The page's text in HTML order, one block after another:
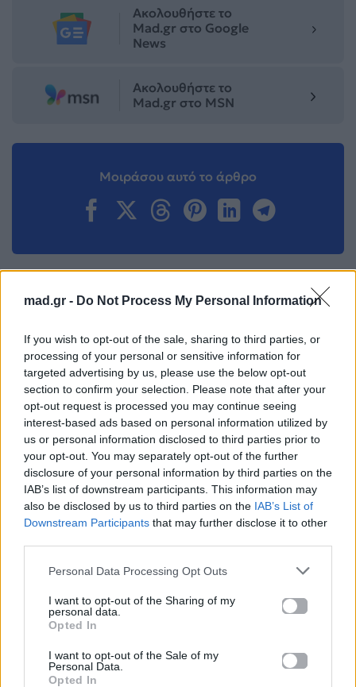
mad.gr - Do Not Process My Personal Information
If you wish to opt-out of the sale, sharing to third parties, or
processing of your personal or sensitive information for
targeted advertising by us, please use the below opt-out
section to confirm your selection. Please note that after your
opt-out request is processed you may continue seeing
interest-based ads based on personal information utilized by
us or personal information disclosed to third parties prior to
your opt-out. You may separately opt-out of the further
disclosure of your personal information by third parties on the
IAB’s list of downstream participants. This information may
also be disclosed by us to third parties on the IAB’s List of
Downstream Participants that may further disclose it to other
Personal Data Processing Opt Outs
I want to opt-out of the Sharing of my
personal data.
Opted In
I want to opt-out of the Sale of my
Personal Data.
Opted In
Ακολουθήστε το
Mad.gr στο Google
News
Ακολουθήστε το
Mad.gr στο MSN
Μοιράσου αυτό το άρθρο
Προηγούμενο
Ο Post Malone
υποδέχεται το
2020 με φρέσκο
μελάνι
02.01.2020
Επόμενο
Η τραγουδίστρια
των TWICE Nayeon
υπό αστυνομική
προστασία
03.01.2020
Βιογραφικά
Καλλιτεχνών